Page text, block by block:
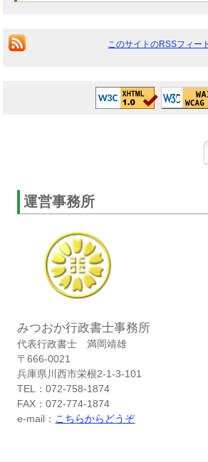
このサイトのRSSフィー
運営事務所
みつおか行政書士事務所
代表行政書士 満岡靖雄
〒666-0021
兵庫県川西市栄根2-1-3-101
TEL：072-758-1874
FAX：072-774-1874
e-mail： こちらからどうぞ